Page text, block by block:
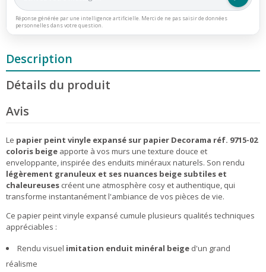
Réponse générée par une intelligence artificielle. Merci de ne pas saisir de données
personnelles dans votre question.
Description
Détails du produit
Avis
Le papier peint vinyle expansé sur papier Decorama réf. 9715-02
coloris beige apporte à vos murs une texture douce et
enveloppante, inspirée des enduits minéraux naturels. Son rendu
légèrement granuleux et ses nuances beige subtiles et
chaleureuses créent une atmosphère cosy et authentique, qui
transforme instantanément l'ambiance de vos pièces de vie.
Ce papier peint vinyle expansé cumule plusieurs qualités techniques
appréciables :
Rendu visuel imitation enduit minéral beige d'un grand
réalisme